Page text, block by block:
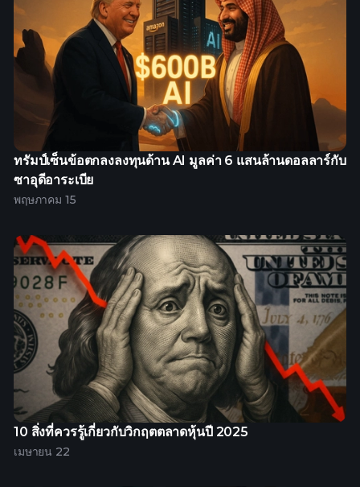
ทรัมป์เซ็นข้อตกลงลงทุนด้าน AI มูลค่า 6 แสนล้านดอลลาร์กับ
ซาอุดีอาระเบีย
พฤษภาคม 15
10 สิ่งที่ควรรู้เกี่ยวกับวิกฤตตลาดหุ้นปี 2025
เมษายน 22